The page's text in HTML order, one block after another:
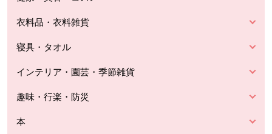
衣料品・衣料雑貨
寝具・タオル
インテリア・園芸・季節雑貨
趣味・行楽・防災
本